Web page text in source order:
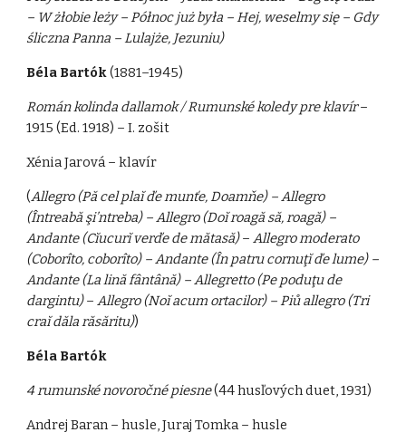
– W żłobie leży – Północ już była – Hej, weselmy się – Gdy
śliczna Panna – Lulajże, Jezuniu)
Béla Bartók(1881–1945)
Román kolinda dallamok / Rumunské koledy pre klavír–
1915 (Ed. 1918) – I. zošit
Xénia Jarová – klavír
(Allegro (Pă cel plaĭ ďe munťe, Doamňe) – Allegro
(Întreabă şi’ntreba) – Allegro (Doĭ roagă să, roagă) –
Andante (Cĭucurĭ verďe de mătasă)–Allegro moderato
(Coborîto, coborîto) – Andante (În patru cornuţĭ ďe lume) –
Andante (La lină fântână) – Allegretto (Pe poduţu de
dargintu)–Allegro (Noĭ acum ortacilor) – Piů allegro (Tri
craĭ dăla răsăritu))
Béla Bartók
4 rumunské novoročné piesne(44 husľových duet, 1931)
Andrej Baran – husle, Juraj Tomka – husle